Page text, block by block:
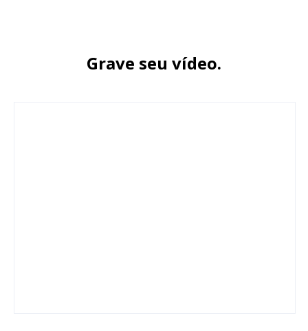
Grave seu vídeo.